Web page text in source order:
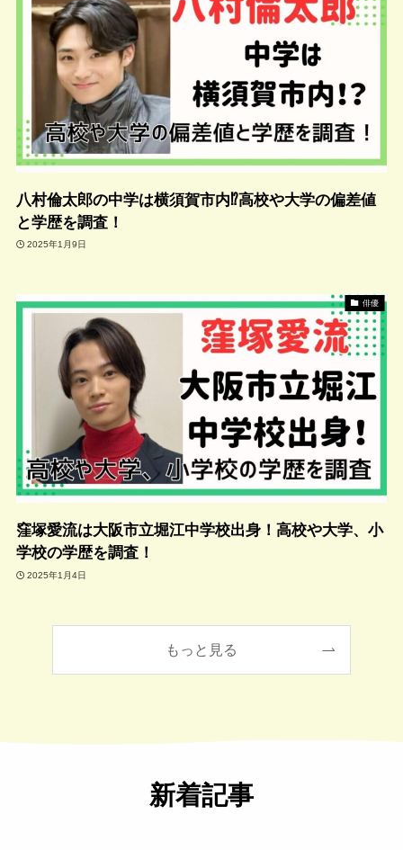
八村倫太郎の中学は横須賀市内⁉︎高校や大学の偏差値
と学歴を調査！
2025年1月9日
俳優
窪塚愛流は大阪市立堀江中学校出身！高校や大学、小
学校の学歴を調査！
2025年1月4日
もっと見る
新着記事